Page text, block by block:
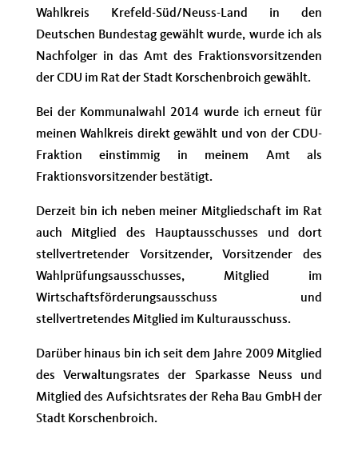
Wahlkreis Krefeld-Süd/Neuss-Land in den
Deutschen Bundestag gewählt wurde, wurde ich als
Nachfolger in das Amt des Fraktionsvorsitzenden
der CDU im Rat der Stadt Korschenbroich gewählt.
Bei der Kommunalwahl 2014 wurde ich erneut für
meinen Wahlkreis direkt gewählt und von der CDU-
Fraktion einstimmig in meinem Amt als
Fraktionsvorsitzender bestätigt.
Derzeit bin ich neben meiner Mitgliedschaft im Rat
auch Mitglied des Hauptausschusses und dort
stellvertretender Vorsitzender, Vorsitzender des
Wahlprüfungsausschusses, Mitglied im
Wirtschaftsförderungsausschuss und
stellvertretendes Mitglied im Kulturausschuss.
Darüber hinaus bin ich seit dem Jahre 2009 Mitglied
des Verwaltungsrates der Sparkasse Neuss und
Mitglied des Aufsichtsrates der Reha Bau GmbH der
Stadt Korschenbroich.